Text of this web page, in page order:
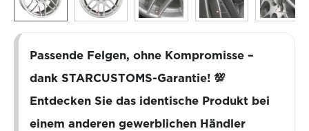
Passende Felgen, ohne Kompromisse –
dank STARCUSTOMS-Garantie! 💯
Entdecken Sie das identische Produkt bei
einem anderen gewerblichen Händler